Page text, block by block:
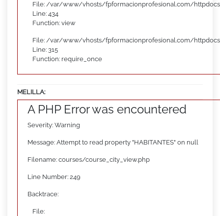
File: /var/www/vhosts/fpformacionprofesional.com/
Line: 434
Function: view
File: /var/www/vhosts/fpformacionprofesional.com/
Line: 315
Function: require_once
MELILLA:
A PHP Error was encountered
Severity: Warning
Message: Attempt to read property "HABITANTES" on null
Filename: courses/course_city_view.php
Line Number: 249
Backtrace:
File: